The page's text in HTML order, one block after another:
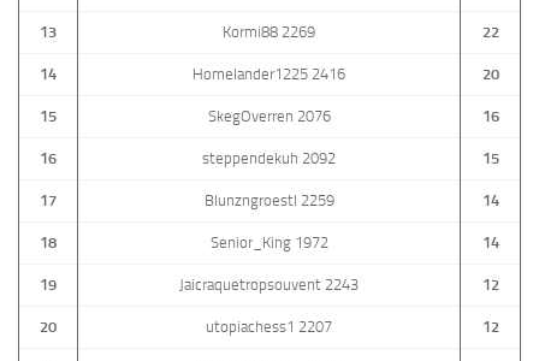
13 Kormi88 2269 22
14 Homelander1225 2416 20
15 SkegOverren 2076 16
16 steppendekuh 2092 15
17 Blunzngroestl 2259 14
18 Senior_King 1972 14
19 Jaicraquetropsouvent 2243 12
20 utopiachess1 2207 12